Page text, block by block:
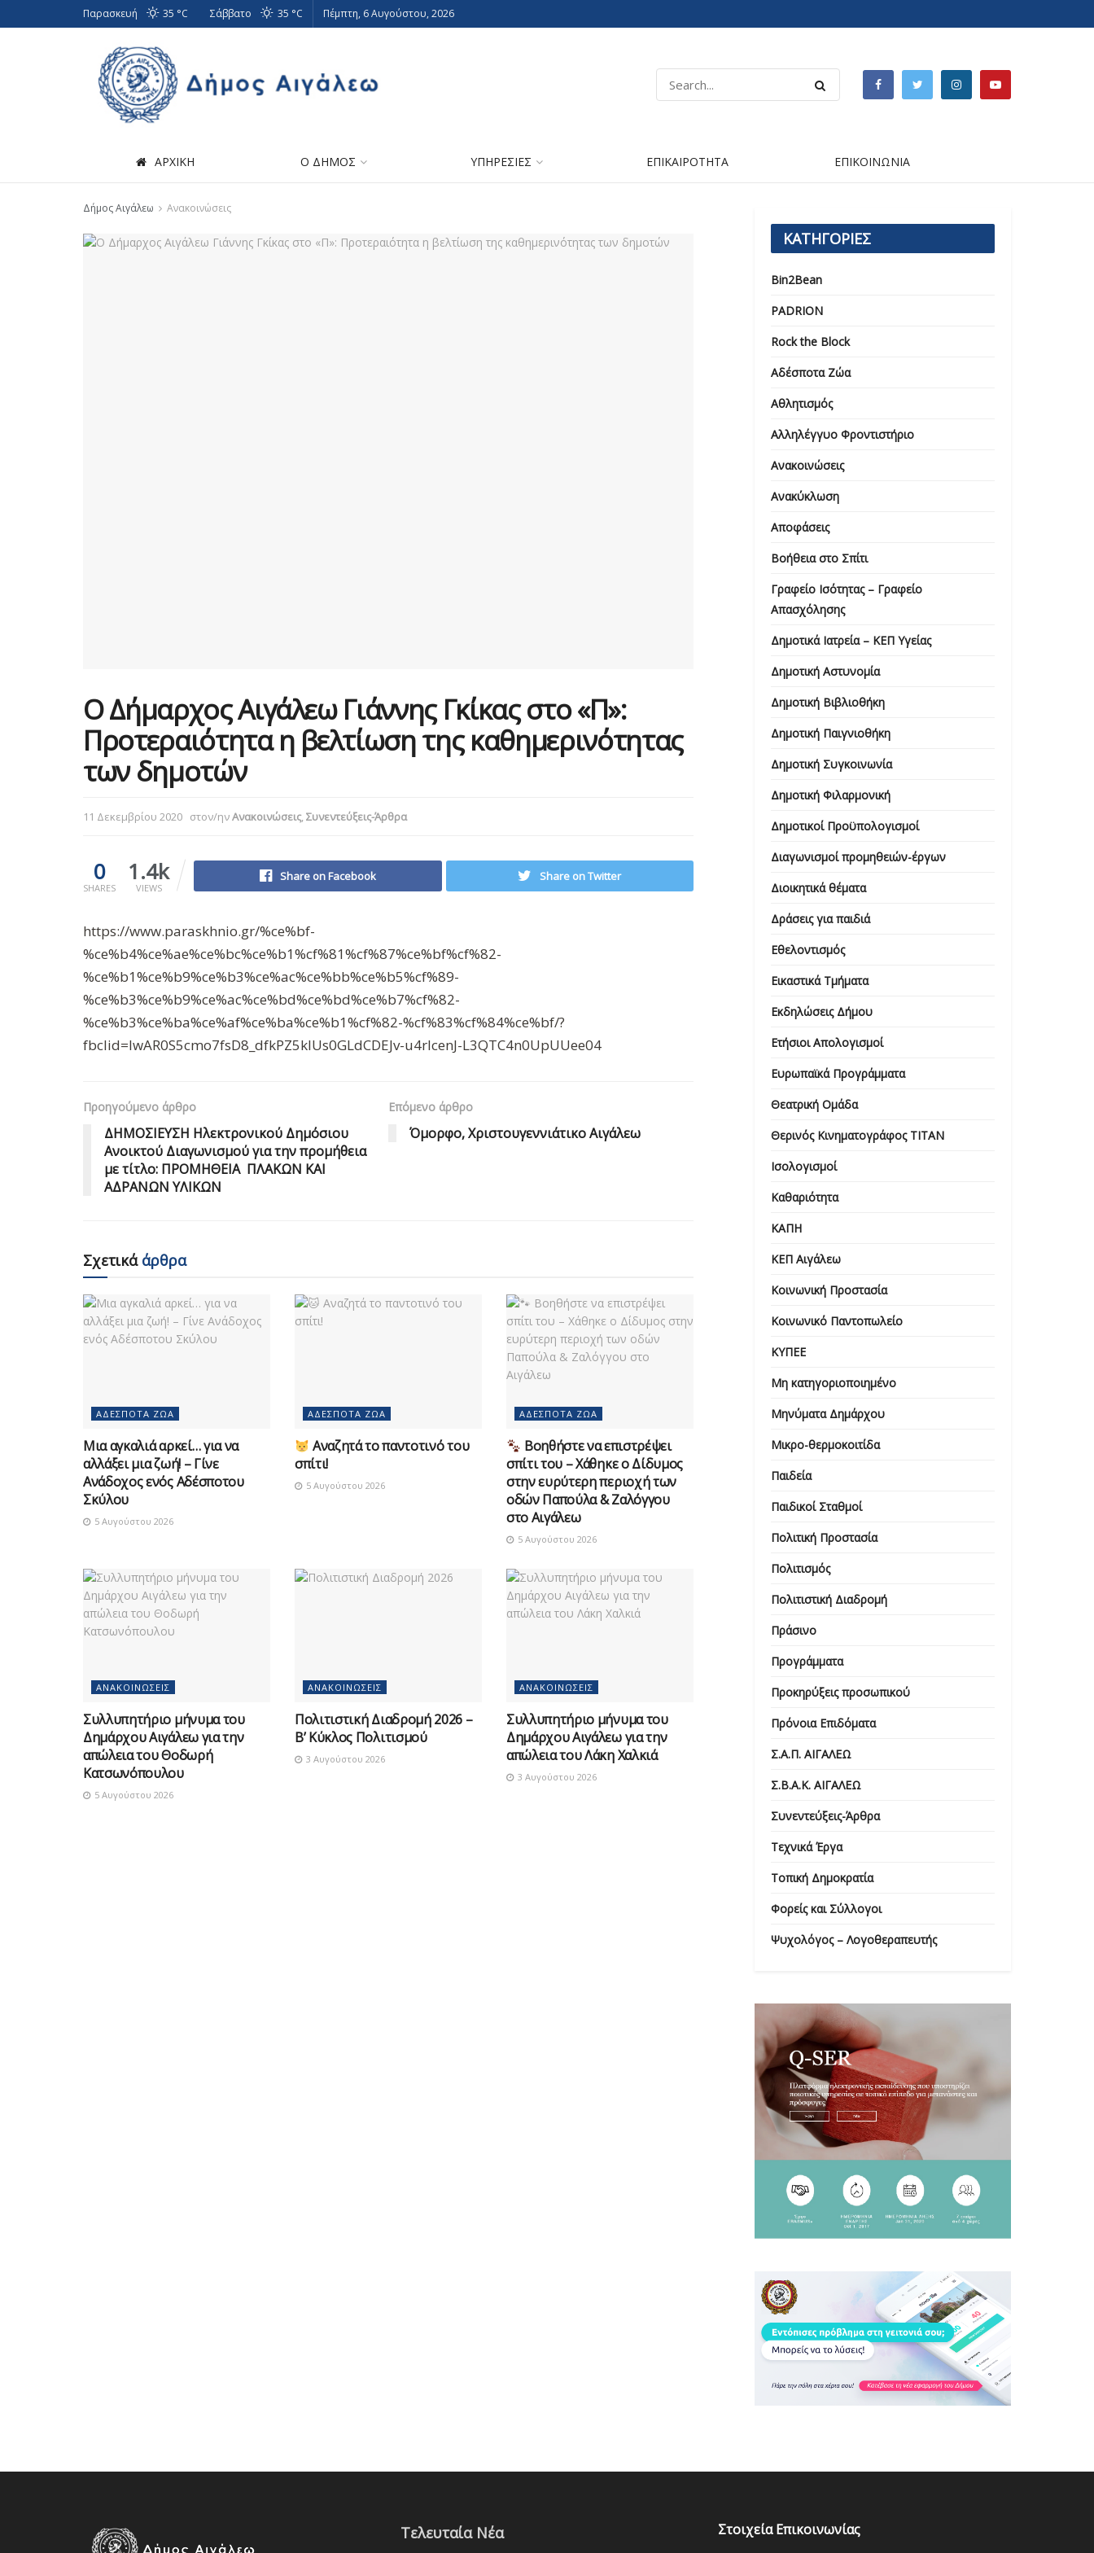
Παρασκευή 35 °C Σάββατο 35 °C Πέμπτη, 6 Αυγούστου, 2026
ΑΡΧΙΚΗ Ο ΔΗΜΟΣ ΥΠΗΡΕΣΙΕΣ ΕΠΙΚΑΙΡΟΤΗΤΑ ΕΠΙΚΟΙΝΩΝΙΑ
Δήμος Αιγάλεω Ανακοινώσεις
Ο Δήμαρχος Αιγάλεω Γιάννης Γκίκας στο «Π»:
Προτεραιότητα η βελτίωση της καθημερινότητας
των δημοτών
11 Δεκεμβρίου 2020 στον/ηνΑνακοινώσεις,Συνεντεύξεις-Άρθρα
0
SHARES
1.4k
VIEWS
Share on Facebook Share on Twitter
https://www.paraskhnio.gr/%ce%bf-
%ce%b4%ce%ae%ce%bc%ce%b1%cf%81%cf%87%ce%bf%cf%82-
%ce%b1%ce%b9%ce%b3%ce%ac%ce%bb%ce%b5%cf%89-
%ce%b3%ce%b9%ce%ac%ce%bd%ce%bd%ce%b7%cf%82-
%ce%b3%ce%ba%ce%af%ce%ba%ce%b1%cf%82-%cf%83%cf%84%ce%bf/?
fbclid=IwAR0S5cmo7fsD8_dfkPZ5klUs0GLdCDEJv-u4rlcenJ-L3QTC4n0UpUUee04
Προηγούμενο άρθρο
ΔΗΜΟΣΙΕΥΣΗ Ηλεκτρονικού Δημόσιου
Ανοικτού Διαγωνισμού για την προμήθεια
με τίτλο: ΠΡΟΜΗΘΕΙΑ ΠΛΑΚΩΝ ΚΑΙ
ΑΔΡΑΝΩΝ ΥΛΙΚΩΝ
Επόμενο άρθρο
Όμορφο, Χριστουγεννιάτικο Αιγάλεω
Σχετικάάρθρα
ΑΔΈΣΠΟΤΑ ΖΏΑ
Μια αγκαλιά αρκεί… για να
αλλάξει μια ζωή! – Γίνε
Ανάδοχος ενός Αδέσποτου
Σκύλου
5 Αυγούστου 2026
ΑΔΈΣΠΟΤΑ ΖΏΑ
Αναζητά το παντοτινό του
σπίτι!
5 Αυγούστου 2026
ΑΔΈΣΠΟΤΑ ΖΏΑ
Βοηθήστε να επιστρέψει
σπίτι του – Χάθηκε ο Δίδυμος
στην ευρύτερη περιοχή των
οδών Παπούλα & Ζαλόγγου
στο Αιγάλεω
5 Αυγούστου 2026
ΑΝΑΚΟΙΝΏΣΕΙΣ
Συλλυπητήριο μήνυμα του
Δημάρχου Αιγάλεω για την
απώλεια του Θοδωρή
Κατσωνόπουλου
5 Αυγούστου 2026
ΑΝΑΚΟΙΝΏΣΕΙΣ
Πολιτιστική Διαδρομή 2026 –
Β’ Κύκλος Πολιτισμού
3 Αυγούστου 2026
ΑΝΑΚΟΙΝΏΣΕΙΣ
Συλλυπητήριο μήνυμα του
Δημάρχου Αιγάλεω για την
απώλεια του Λάκη Χαλκιά
3 Αυγούστου 2026
ΚΑΤΗΓΟΡΙΕΣ
Bin2Bean
PADRION
Rock the Block
Αδέσποτα Ζώα
Αθλητισμός
Αλληλέγγυο Φροντιστήριο
Ανακοινώσεις
Ανακύκλωση
Αποφάσεις
Βοήθεια στο Σπίτι
Γραφείο Ισότητας – Γραφείο
Απασχόλησης
Δημοτικά Ιατρεία – ΚΕΠ Υγείας
Δημοτική Αστυνομία
Δημοτική Βιβλιοθήκη
Δημοτική Παιγνιοθήκη
Δημοτική Συγκοινωνία
Δημοτική Φιλαρμονική
Δημοτικοί Προϋπολογισμοί
Διαγωνισμοί προμηθειών-έργων
Διοικητικά θέματα
Δράσεις για παιδιά
Εθελοντισμός
Εικαστικά Τμήματα
Εκδηλώσεις Δήμου
Ετήσιοι Απολογισμοί
Ευρωπαϊκά Προγράμματα
Θεατρική Ομάδα
Θερινός Κινηματογράφος ΤΙΤΑΝ
Ισολογισμοί
Καθαριότητα
ΚΑΠΗ
ΚΕΠ Αιγάλεω
Κοινωνική Προστασία
Κοινωνικό Παντοπωλείο
ΚΥΠΕΕ
Μη κατηγοριοποιημένο
Μηνύματα Δημάρχου
Μικρο-θερμοκοιτίδα
Παιδεία
Παιδικοί Σταθμοί
Πολιτική Προστασία
Πολιτισμός
Πολιτιστική Διαδρομή
Πράσινο
Προγράμματα
Προκηρύξεις προσωπικού
Πρόνοια Επιδόματα
Σ.Α.Π. ΑΙΓΑΛΕΩ
Σ.Β.Α.Κ. ΑΙΓΑΛΕΩ
Συνεντεύξεις-Άρθρα
Τεχνικά Έργα
Τοπική Δημοκρατία
Φορείς και Σύλλογοι
Ψυχολόγος – Λογοθεραπευτής
Τελευταία Νέα Στοιχεία Επικοινωνίας